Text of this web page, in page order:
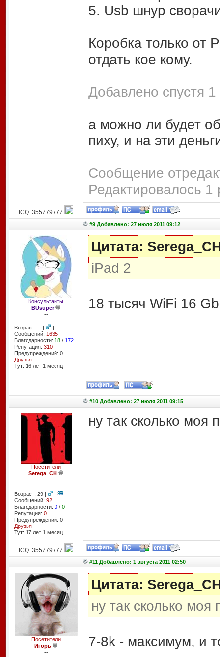
5. Usb шнур
Коробка только от
отдать кое кому.
Добавлено спустя
а можно ли будет
пиху, и на эти
Сообщение
Редактировалось 1
ICQ: 355779777
#9 Добавлено: 27 июля 2011 09:12
Консультанты
BUsuper
--
Возраст: -- |
|
Сообщений: 1635
Благодарности: 18/ 172
Репутация: 310
Предупреждений: 0
Друзья
Тут: 16 лет 1 месяц
Цитата:
iPad 2
18 тысяч WiFi 16
#10 Добавлено: 27 июля 2011 09:15
Посетители
Serega_CH
--
Возраст: 29 |
|
Сообщений: 92
Благодарности: 0/ 0
Репутация: 0
Предупреждений: 0
Друзья
Тут: 17 лет 1 месяц
ну так сколько моя
ICQ: 355779777
#11 Добавлено: 1 августа 2011 02:50
Посетители
Игорь
--
Цитата:
ну так сколько моя
7-8k - максимум, и